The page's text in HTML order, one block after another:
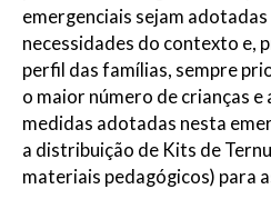
emergenciais sejam
necessidades do contexto e,
perfil das famílias, sempre
o maior número de crianças e
medidas adotadas nesta
a distribuição de Kits de
materiais pedagógicos) para